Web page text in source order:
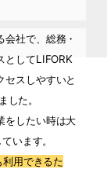
社で、総務・
としてLIFORK
スしやすいと
した。
をしたい時は大
います。
用できるた